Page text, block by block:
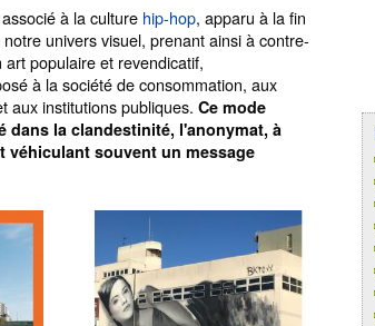
à la culture hip-hop, apparu à la fin
univers visuel, prenant ainsi à contre-
populaire et revendicatif,
à la société de consommation, aux
aux institutions publiques. Ce mode
dans la clandestinité, l'anonymat, à
véhiculant souvent un message